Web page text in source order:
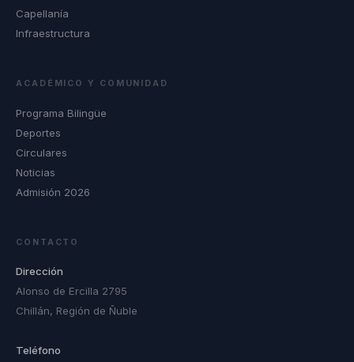
Capellanía
Infraestructura
ACADÉMICO Y COMUNIDAD
Programa Bilingüe
Deportes
Circulares
Noticias
Admisión 2026
CONTACTO
Dirección
Alonso de Ercilla 2795
Chillán, Región de Ñuble
Teléfono